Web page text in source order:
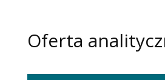
Oferta